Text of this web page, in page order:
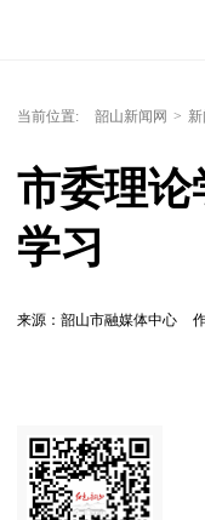
当前位置: 韶山新闻网 >
市委理论
学习
来源：韶山市融媒体中心